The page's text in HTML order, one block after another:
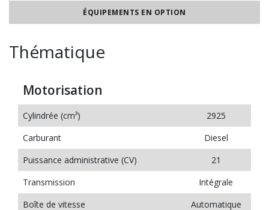
ÉQUIPEMENTS EN OPTION
Thématique
Motorisation
Cylindrée (cm³)
2925
Carburant
Diesel
Puissance administrative (CV)
21
Transmission
Intégrale
Boîte de vitesse
Automatique